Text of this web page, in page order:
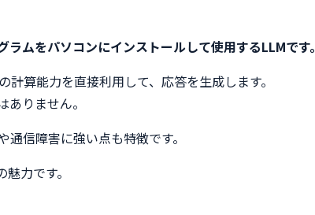
ムをパソコンにインストールして使用するLLMです。
算能力を直接利用して、応答を生成します。
りません。
信障害に強い点も特徴です。
力です。